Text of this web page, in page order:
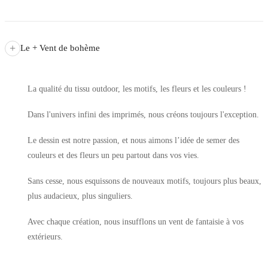
+ Le + Vent de bohème
La qualité du tissu outdoor, les motifs, les fleurs et les couleurs !
Dans l'univers infini des imprimés, nous créons toujours l'exception.
Le dessin est notre passion, et nous aimons l’idée de semer des
couleurs et des fleurs un peu partout dans vos vies.
Sans cesse, nous esquissons de nouveaux motifs, toujours plus beaux,
plus audacieux, plus singuliers.
Avec chaque création, nous insufflons un vent de fantaisie à vos
extérieurs.